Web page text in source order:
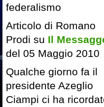
federalismo
Articolo di Romano
Prodi su Il
del 05 Maggio 2010
Qualche giorno fa il
presidente Azeglio
Ciampi ci ha